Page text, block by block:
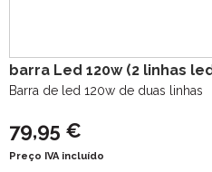
barra Led 120w (2 linhas
Barra de led 120w de duas linhas
79,95 €
Preço IVA incluído